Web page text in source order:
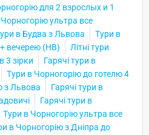
для 2 взрослых и 1
ультра все
в Будва з Львова
Тури в
вечерею (HB)
Літні тури
3 зірки
Гарячі тури в
Тури в Чорногорію до готелю 4
з Львова
Гарячі тури в
Гарячі тури в
Тури в Чорногорію ультра все
в Чорногорію з Дніпра до